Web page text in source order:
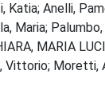
Katia; Anelli,
Maria;
MARIA
Vittorio; Moretti,